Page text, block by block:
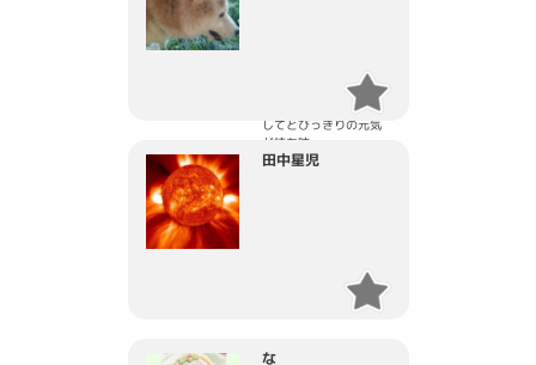
カラフルな見た目、そ
してとびっきりの元気
が持ち味。
内ショッピングモール
にて6日間のクリスマス
ミニコンサート開催
田中星児
な